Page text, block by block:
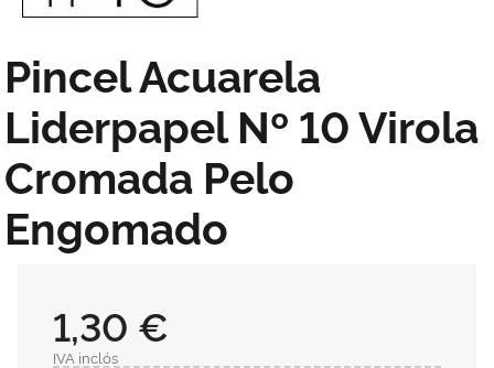
Pincel Acuarela
Liderpapel Nº 10 Virola
Cromada Pelo
Engomado
1,30 €
IVA inclós